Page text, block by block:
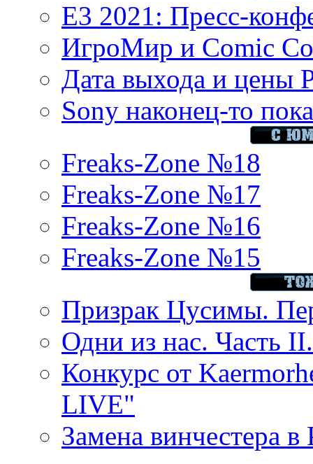
E3 2021: Пресс-
ИгроМир и Comic
Дата выхода и цены
Sony наконец-то
Freaks-Zone №18
Freaks-Zone №17
Freaks-Zone №16
Freaks-Zone №15
Призрак Цусимы.
Одни из нас. Часть
Конкурс от
LIVE"
Замена винчестера